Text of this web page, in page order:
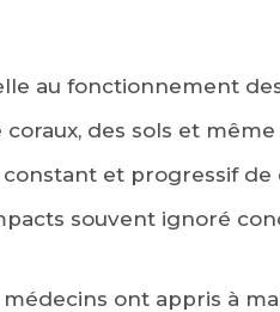
au fonctionnement
des sols et
constant et progressif
souvent ignoré
ont appris à